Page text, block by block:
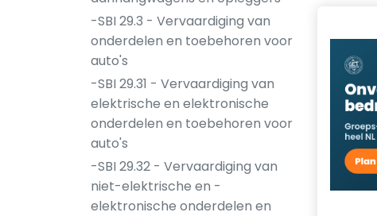
-SBI 29.3 - Vervaardiging van
onderdelen en toebehoren voor
auto's
-SBI 29.31 - Vervaardiging van
elektrische en elektronische
onderdelen en toebehoren voor
auto's
-SBI 29.32 - Vervaardiging van
niet-elektrische en -
elektronische onderdelen en